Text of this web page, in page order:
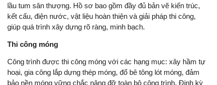
lầu tum sân thượng. Hồ sơ bao gồm đầy đủ bản vẽ kiến trúc,
kết cấu, điện nước, vật liệu hoàn thiện và giải pháp thi công,
giúp quá trình xây dựng rõ ràng, minh bạch.
Thi công móng
Công trình được thi công móng với các hạng mục: xây hầm tự
hoại, gia công lắp dựng thép móng, đổ bê tông lót móng, đảm
bảo nền móng vững chắc nâng đỡ toàn bộ công trình. Định kỳ